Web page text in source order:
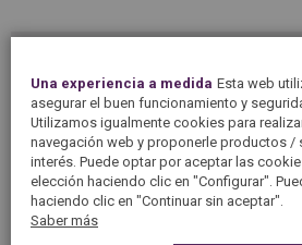
¿Cómo adherirme al
Para adherirte al programa
que rellenar el formulario de
adhesión disponible en cada
participante en el programa y
fijo anual de 12 euros. ¡Te
Una experiencia a medida Esta web
asegurar el buen funcionamiento y
Utilizamos igualmente cookies para
navegación web y proponerle productos /
interés. Puede optar por aceptar las
elección haciendo clic en "Configurar".
haciendo clic en "Continuar sin aceptar".
Saber más